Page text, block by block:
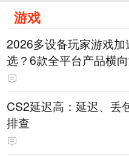
游戏
2026多设备玩家游戏加
选？6款全平台产品横
CS2延迟高：延迟、丢
排查